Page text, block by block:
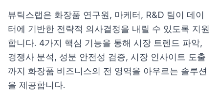
뷰틱스랩은 화장품 연구원, 마케터, R&D 팀이 데이
터에 기반한 전략적 의사결정을 내릴 수 있도록 지원
합니다. 4가지 핵심 기능을 통해 시장 트렌드 파악,
경쟁사 분석, 성분 안전성 검증, 시장 인사이트 도출
까지 화장품 비즈니스의 전 영역을 아우르는 솔루션
을 제공합니다.